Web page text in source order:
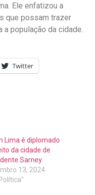
Ele enfatizou a
que possam trazer
população da cidade.
Twitter
Lima é diplomado
da cidade de
Sarney
13, 2024